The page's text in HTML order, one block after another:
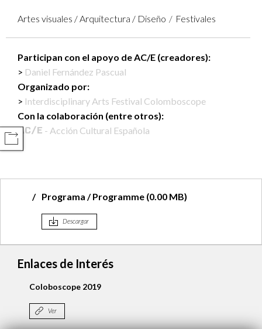
Artes visuales / Arquitectura / Diseño Festivales
Participan con el apoyo de AC/E (creadores):
Daniel Fernández Pascual
Organizado por:
Interdisciplinary Arts Festival Colomboscope
Con la colaboración (entre otros):
- Acción Cultural Española
Programa / Programme (0.00 MB)
Descargar
Enlaces de Interés
Coloboscope 2019
Ver